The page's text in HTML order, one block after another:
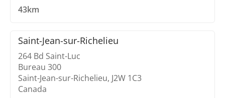
43km
Saint-Jean-sur-Richelieu
264 Bd Saint-Luc
Bureau 300
Saint-Jean-sur-Richelieu, J2W 1C3
Canada